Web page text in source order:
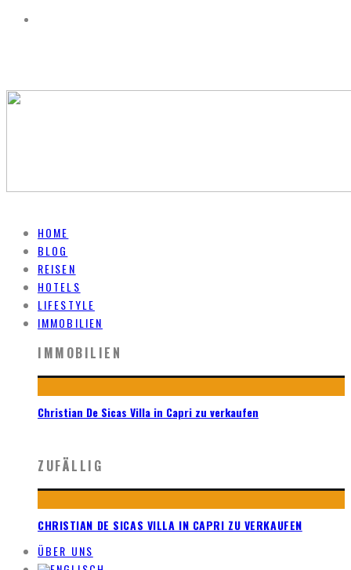
HOME
BLOG
REISEN
HOTELS
LIFESTYLE
IMMOBILIEN
IMMOBILIEN
Christian De Sicas Villa in Capri zu verkaufen
ZUFÄLLIG
CHRISTIAN DE SICAS VILLA IN CAPRI ZU VERKAUFEN
ÜBER UNS